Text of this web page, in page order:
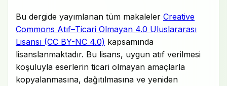
Bu dergide yayımlanan tüm makaleler Creative
Commons Atıf–Ticari Olmayan 4.0 Uluslararası
Lisansı (CC BY-NC 4.0) kapsamında
lisanslanmaktadır. Bu lisans, uygun atıf verilmesi
koşuluyla eserlerin ticari olmayan amaçlarla
kopyalanmasına, dağıtılmasına ve yeniden